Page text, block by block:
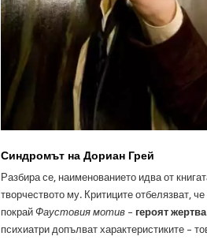
Синдромът на Дориан Грей
Разбира се, наименованието идва от
творчеството му. Критиците отбелязват,
покрай Фаустовия мотив– героят
психиатри допълват характеристиките –